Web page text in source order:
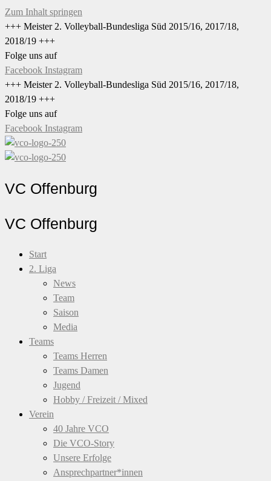
Zum Inhalt springen
+++ Meister 2. Volleyball-Bundesliga Süd 2015/16, 2017/18,
2018/19 +++
Folge uns auf
Facebook Instagram
+++ Meister 2. Volleyball-Bundesliga Süd 2015/16, 2017/18,
2018/19 +++
Folge uns auf
Facebook Instagram
VC Offenburg
VC Offenburg
Start
2. Liga
News
Team
Saison
Media
Teams
Teams Herren
Teams Damen
Jugend
Hobby / Freizeit / Mixed
Verein
40 Jahre VCO
Die VCO-Story
Unsere Erfolge
Ansprechpartner*innen